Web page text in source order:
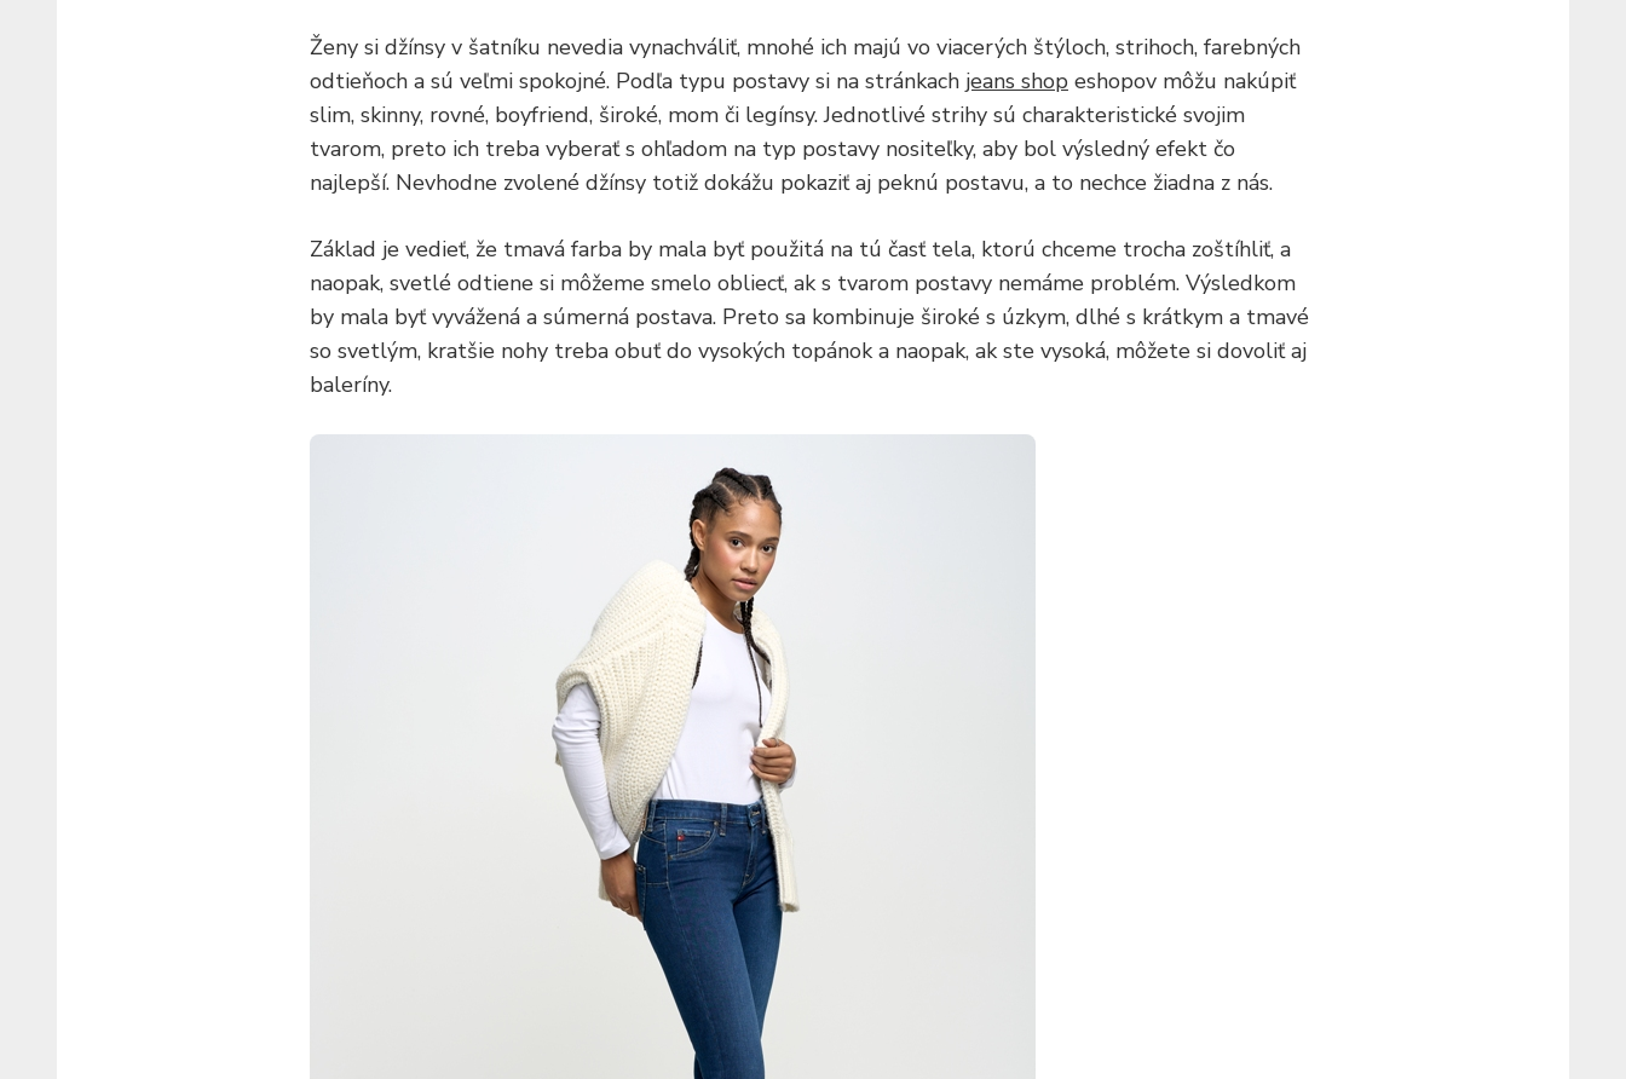
Ženy si džínsy v šatníku nevedia vynachváliť, mnohé ich majú vo viacerých štýloch, strihoch, farebných
odtieňoch a sú veľmi spokojné. Podľa typu postavy si na stránkach jeans shop eshopov môžu nakúpiť
slim, skinny, rovné, boyfriend, široké, mom či legínsy. Jednotlivé strihy sú charakteristické svojim
tvarom, preto ich treba vyberať s ohľadom na typ postavy nositeľky, aby bol výsledný efekt čo
najlepší. Nevhodne zvolené džínsy totiž dokážu pokaziť aj peknú postavu, a to nechce žiadna z nás.
Základ je vedieť, že tmavá farba by mala byť použitá na tú časť tela, ktorú chceme trocha zoštíhliť, a
naopak, svetlé odtiene si môžeme smelo obliecť, ak s tvarom postavy nemáme problém. Výsledkom
by mala byť vyvážená a súmerná postava. Preto sa kombinuje široké s úzkym, dlhé s krátkym a tmavé
so svetlým, kratšie nohy treba obuť do vysokých topánok a naopak, ak ste vysoká, môžete si dovoliť aj
baleríny.